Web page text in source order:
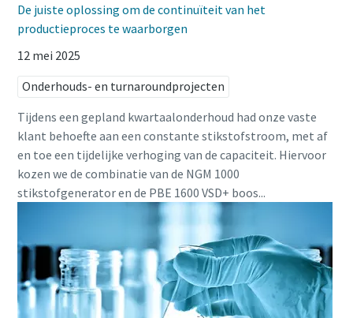
De juiste oplossing om de continuïteit van het
productieproces te waarborgen
12 mei 2025
Onderhouds- en turnaroundprojecten
Tijdens een gepland kwartaalonderhoud had onze vaste
klant behoefte aan een constante stikstofstroom, met af
en toe een tijdelijke verhoging van de capaciteit. Hiervoor
kozen we de combinatie van de NGM 1000
stikstofgenerator en de PBE 1600 VSD+ boos...